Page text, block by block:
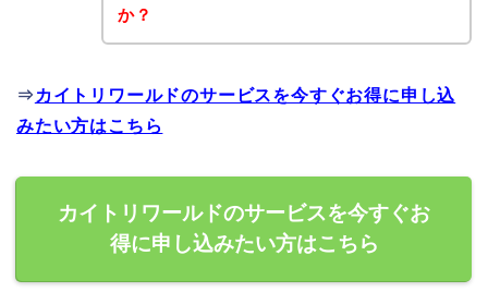
か？
⇒ カイトリワールドのサービスを今すぐお得に申し込
みたい方はこちら
カイトリワールドのサービスを今すぐお
得に申し込みたい方はこちら